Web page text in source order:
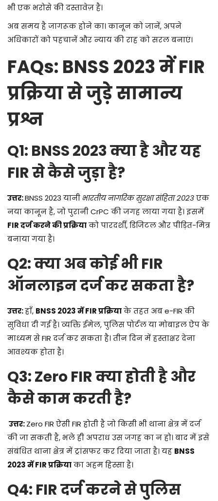
भी एक भरोसे की दस्तावेज़ है।
अब समय है जागरूक होने का। कानून को जानें, अपने
अधिकारों को पहचानें और न्याय की राह को सरल बनाएं।
FAQs: BNSS 2023 में FIR
प्रक्रिया से जुड़े सामान्य
प्रश्न
Q1: BNSS 2023 क्या है और यह
FIR से कैसे जुड़ा है?
उत्तर:BNSS 2023 यानीभारतीय नागरिक सुरक्षा संहिता 2023एक
नया कानून है, जो पुरानी CrPC की जगह लाया गया है। इसमें
FIR दर्ज करने की प्रक्रियाको पारदर्शी, डिजिटल और पीड़ित-मित्र
बनाया गया है।
Q2: क्या अब कोई भी FIR
ऑनलाइन दर्ज कर सकता है?
उत्तर:हाँ, BNSS 2023 में FIR प्रक्रियाके तहत अब e-FIR की
सुविधा दी गई है। व्यक्ति ईमेल, पुलिस पोर्टल या मोबाइल ऐप के
माध्यम से FIR दर्ज कर सकता है। तीन दिन में हस्ताक्षर देना
आवश्यक होता है।
Q3: Zero FIR क्या होती है और
कैसे काम करती है?
उत्तर:Zero FIR ऐसी FIR होती है जो किसी भी थाना क्षेत्र में दर्ज
की जा सकती है, भले ही अपराध उस जगह का न हो। बाद में इसे
संबंधित थाना क्षेत्र में ट्रांसफर कर दिया जाता है। यह BNSS
2023 में FIR प्रक्रियाका अहम हिस्सा है।
Q4: FIR दर्ज करने से पुलिस